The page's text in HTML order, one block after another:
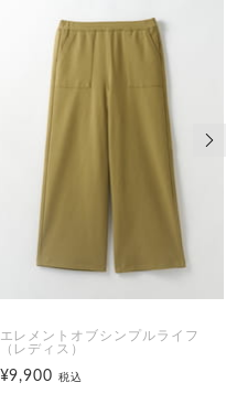
エレメントオブシンプルライフ
（レディス）
¥9,900税込